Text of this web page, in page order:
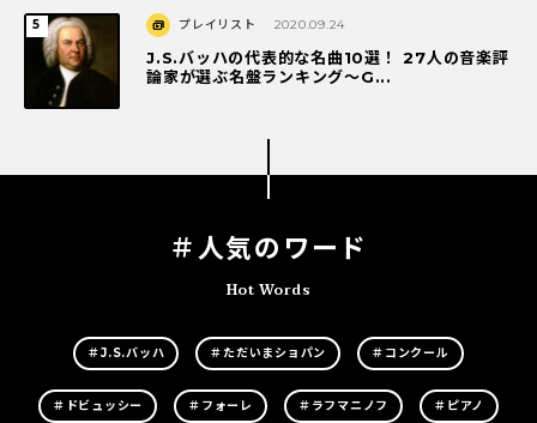
プレイリスト 2020.09.24
J.S.バッハの代表的な名曲10選！ 27人の音楽評
論家が選ぶ名盤ランキング〜G...
＃人気のワード
Hot Words
＃J.S.バッハ ＃ただいまショパン ＃コンクール
＃ドビュッシー ＃フォーレ ＃ラフマニノフ ＃ピアノ